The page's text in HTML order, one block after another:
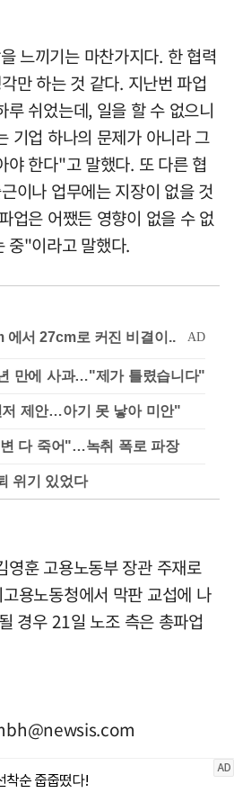
느끼기는 마찬가지다. 한 협력
만 하는 것 같다. 지난번 파업
루 쉬었는데, 일을 할 수 없으니
기업 하나의 문제가 아니라 그
야 한다"고 말했다. 또 다른 협
이나 업무에는 지장이 없을 것
업은 어쨌든 영향이 없을 수 없
중"이라고 말했다.
만에 사과…"제가 틀렸습니다"
제안…아기 못 낳아 미안"
다 죽어"…녹취 폭로 파장
위기 있었다
영훈 고용노동부 장관 주재로
용노동청에서 막판 교섭에 나
경우 21일 노조 측은 총파업